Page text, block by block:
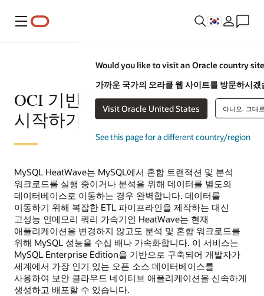
메뉴
Would you like to visit an Oracle country
가까운 국가의 오라클 웹 사이트를 방문하시겠
Visit Oracle United States 아니오. 그대
See this page for a different country/region
OCI 기반 MySQL HeatWave
시작하기
MySQL HeatWave는 MySQL에서 혼합 트랜잭션 및 분석
워크로드를 실행 중이거나 분석을 위해 데이터를 별도의
데이터베이스로 이동하는 경우 완벽합니다. 데이터를
이동하기 위해 복잡한 ETL 파이프라인을 제작하는 대신
고성능 인메모리 쿼리 가속기인 HeatWave는 현재
애플리케이션을 변경하지 않고도 분석 및 혼합 워크로드를
위해 MySQL 성능을 수십 배나 가속화합니다. 이 서비스는
MySQL Enterprise Edition을 기반으로 구축되어 개발자가
세계에서 가장 인기 있는 오픈 소스 데이터베이스를
사용하여 보안 클라우드 네이티브 애플리케이션을 신속하게
생성하고 배포할 수 있습니다.